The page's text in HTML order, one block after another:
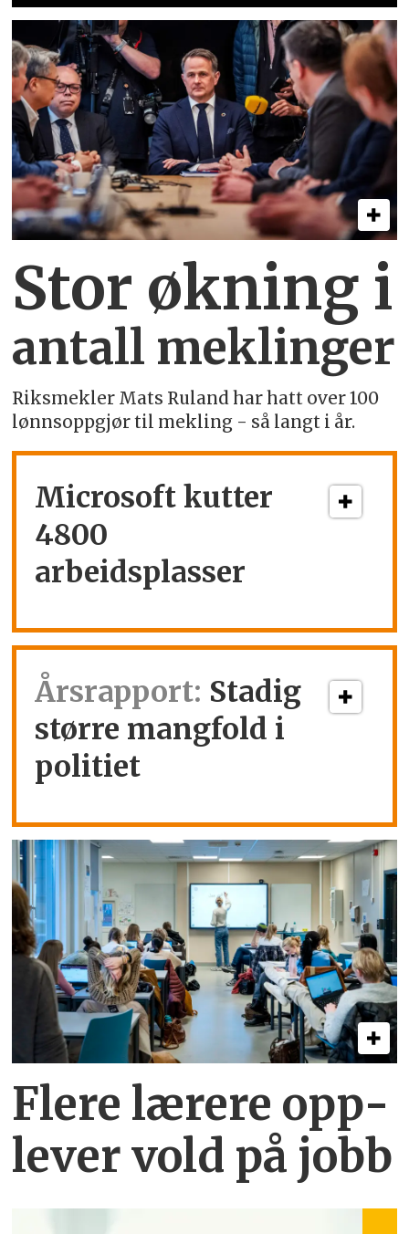
Stor økning i
antall meklinger
Riksmekler Mats Ruland har hatt over 100
lønnsoppgjør til mekling - så langt i år.
Microsoft kutter
4800
arbeidsplasser
Årsrapport: Stadig
større mangfold i
politiet
Flere lærere opp­
lever vold på jobb